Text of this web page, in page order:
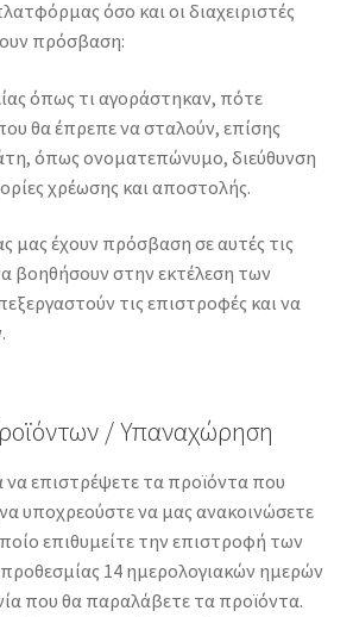
όσο και οι διαχειριστές
πρόσβαση:
όπως τι αγοράστηκαν, πότε
θα έπρεπε να σταλούν, επίσης
όπως ονοματεπώνυμο, διεύθυνση
χρέωσης και αποστολής.
μας έχουν πρόσβαση σε αυτές τις
βοηθήσουν στην εκτέλεση των
τις επιστροφές και να
/ Υπαναχώρηση
να επιστρέψετε τα προϊόντα που
υποχρεούστε να μας ανακοινώσετε
επιθυμείτε την επιστροφή των
14 ημερολογιακών ημερών
που θα παραλάβετε τα προϊόντα.